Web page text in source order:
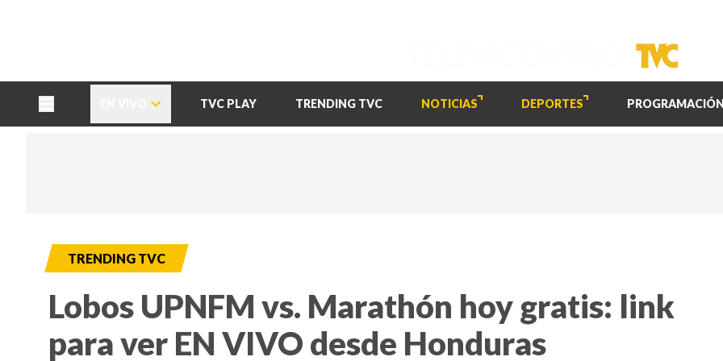
TVC PLAY TRENDING TVC NOTICIAS DEPORTES PROGRAMACIÓN
TRENDING TVC
Lobos UPNFM vs. Marathón hoy gratis: link
para ver EN VIVO desde Honduras